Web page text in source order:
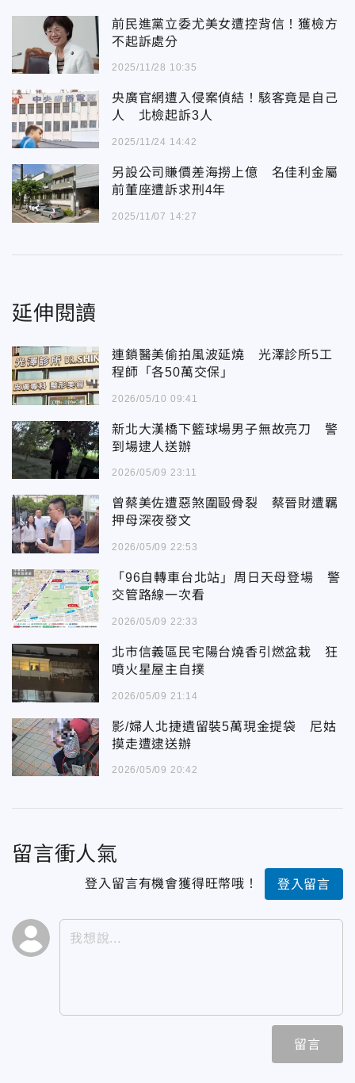
前民進黨立委尤美女遭控背信！獲檢方
不起訴處分
2025/11/28 10:35
央廣官網遭入侵案偵結！駭客竟是自己
人 北檢起訴3人
2025/11/24 14:42
另設公司賺價差海撈上億 名佳利金屬
前董座遭訴求刑4年
2025/11/07 14:27
延伸閱讀
連鎖醫美偷拍風波延燒 光澤診所5工
程師「各50萬交保」
2026/05/10 09:41
新北大漢橋下籃球場男子無故亮刀 警
到場逮人送辦
2026/05/09 23:11
曾蔡美佐遭惡煞圍毆骨裂 蔡晉財遭羈
押母深夜發文
2026/05/09 22:53
「96自轉車台北站」周日天母登場 警
交管路線一次看
2026/05/09 22:33
北市信義區民宅陽台燒香引燃盆栽 狂
噴火星屋主自撲
2026/05/09 21:14
影/婦人北捷遺留裝5萬現金提袋 尼姑
摸走遭逮送辦
2026/05/09 20:42
留言衝人氣
登入留言有機會獲得旺幣哦！ 登入留言
留言